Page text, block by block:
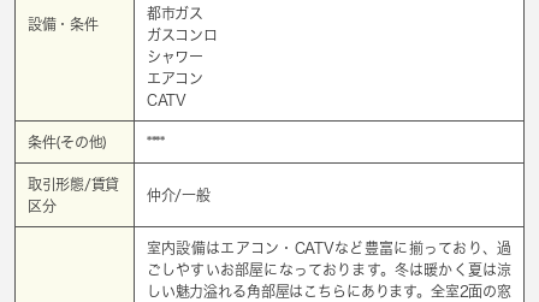
設備・条件
都市ガス
ガスコンロ
シャワー
エアコン
CATV
条件(その他) ****
取引形態/賃貸
区分
仲介/一般
室内設備はエアコン・CATVなど豊富に揃っており、過
ごしやすいお部屋になっております。冬は暖かく夏は涼
しい魅力溢れる角部屋はこちらにあります。全室2面の窓